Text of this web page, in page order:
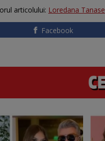
articolului: Loredana Tanase
Facebook